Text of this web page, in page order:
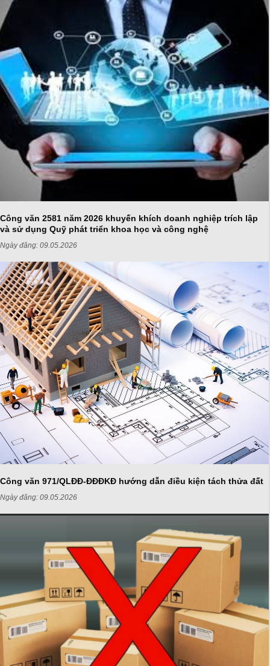
Công văn 2581 năm 2026 khuyến khích doanh nghiệp trích lập
và sử dụng Quỹ phát triển khoa học và công nghệ
Ngày đăng: 09.05.2026
Công văn 971/QLĐĐ-ĐĐĐKĐ hướng dẫn điều kiện tách thửa đất
Ngày đăng: 09.05.2026